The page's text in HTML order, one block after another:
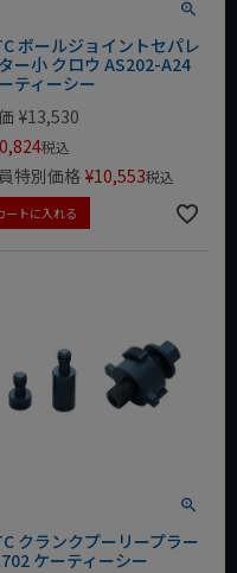
ボールジョイントセパレ
ー小 クロウ AS202-A24
ティーシー
¥13,530
税込
特別価格¥10,553税込
ートに入れる
クランクプーリープラー
ケーティーシー